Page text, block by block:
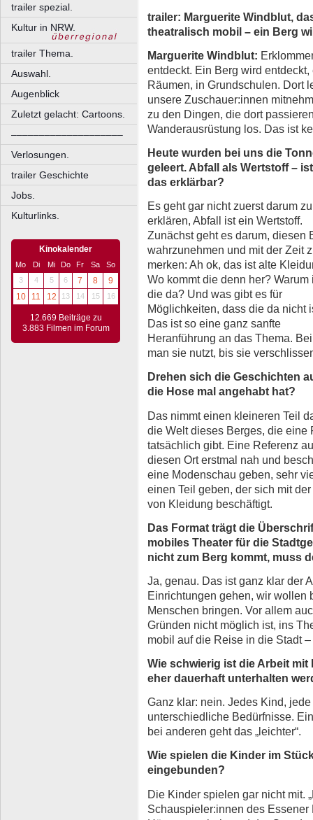
trailer spezial.
Kultur in NRW.
trailer Thema.
Auswahl.
Augenblick
Zuletzt gelacht: Cartoons.
––––––––––––––––––––
Verlosungen.
trailer Geschichte
Jobs.
Kulturlinks.
Kinokalender
Mo Di Mi Do Fr Sa
So
3
4 5 6 7 8
9
10
11 12 13 14 15 16
12.669 Beiträge zu
3.883 Filmen im Forum
trailer: Marguerite Windblut,
theatralisch mobil – ein Berg
Marguerite Windblut:
entdeckt. Ein Berg wird
Räumen, in Grundschulen. Dort
unsere Zuschauer:innen
zu den Dingen, die dort
Wanderausrüstung los. Das ist
Heute wurden bei uns die
geleert. Abfall als Wertstoff – ist
das erklärbar?
Es geht gar nicht zuerst darum zu
erklären, Abfall ist ein Wertstoff.
Zunächst geht es darum, diesen
wahrzunehmen und mit der Zeit
merken: Ah ok, das ist alte
Wo kommt die denn her? Warum
die da? Und was gibt es für
Möglichkeiten, dass die da nicht
Das ist so eine ganz sanfte
Heranführung an das Thema.
man sie nutzt, bis sie
Drehen sich die Geschichten
die Hose mal angehabt hat?
Das nimmt einen kleineren Teil
die Welt dieses Berges, die eine
tatsächlich gibt. Eine Referenz
diesen Ort erstmal nah und
eine Modenschau geben, sehr
einen Teil geben, der sich mit
von Kleidung beschäftigt.
Das Format trägt die
mobiles Theater für die
nicht zum Berg kommt, muss
Ja, genau. Das ist ganz klar der
Einrichtungen gehen, wir wollen
Menschen bringen. Vor allem
Gründen nicht möglich ist, ins
mobil auf die Reise in die Stadt
Wie schwierig ist die Arbeit
eher dauerhaft unterhalten
Ganz klar: nein. Jedes Kind,
unterschiedliche Bedürfnisse.
bei anderen geht das „leichter“.
Wie spielen die Kinder im
eingebunden?
Die Kinder spielen gar nicht mit.
Schauspieler:innen des